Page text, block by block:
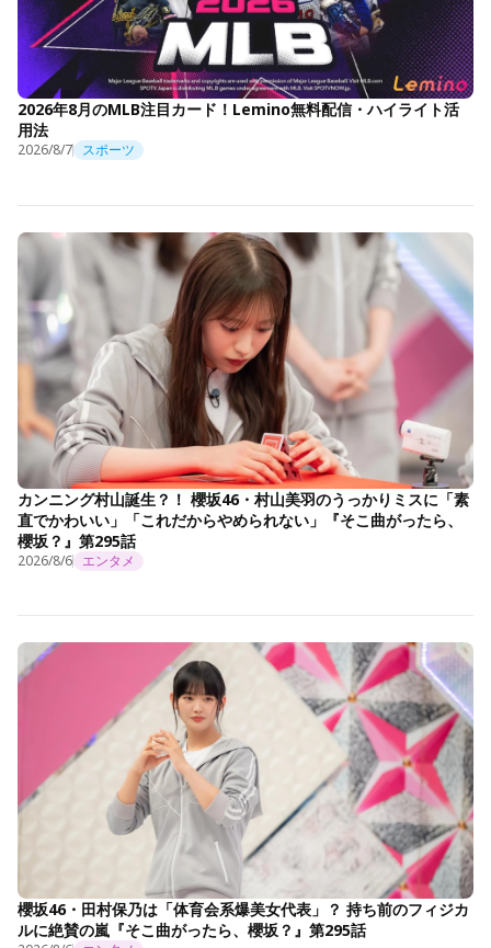
2026年8月のMLB注目カード！Lemino無料配信・ハイライト活
用法
2026/8/7 スポーツ
カンニング村山誕生？！ 櫻坂46・村山美羽のうっかりミスに「素
直でかわいい」「これだからやめられない」『そこ曲がったら、
櫻坂？』第295話
2026/8/6 エンタメ
櫻坂46・田村保乃は「体育会系爆美女代表」？ 持ち前のフィジカ
ルに絶賛の嵐『そこ曲がったら、櫻坂？』第295話